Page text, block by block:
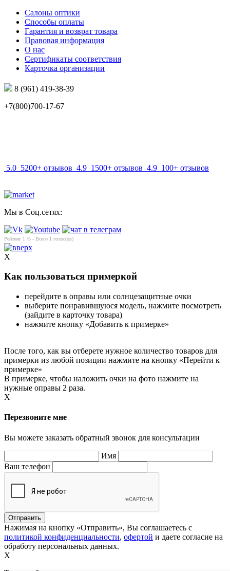
Салоны оптики
Способы оплаты
Гарантия и возврат товара
Правовая информация
О нас
Сертификаты соответствия
Карточка организации
8 (961) 419-38-39
+7(800)700-17-67
5.0 5200+ отзывов 4.9 1500+ отзывов 4.9 100+ отзывов
Мы в Соц.сетях:
Рейтинг 1 /5 - Всего 1 голос(ов)
X
Как пользоваться примеркой
перейдите в оправы или солнцезащитные очки
выберите понравившуюся модель, нажмите посмотреть
(зайдите в карточку товара)
нажмите кнопку «Добавить к примерке»
После того, как вы отберете нужное количество товаров для
примерки из любой позиции нажмите на кнопку «Перейти к
примерке»
В примерке, чтобы наложить очки на фото нажмите на
нужные оправы 2 раза.
X
Перезвоните мне
Вы можете заказать обратный звонок для консультации
Имя
Ваш телефон
Нажимая на кнопку «Отправить», Вы соглашаетесь с
политикой конфиденциальности, офертой и даете согласие на
обработу персональных данных.
X